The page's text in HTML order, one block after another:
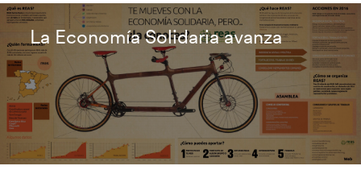
La Economía Solidaria avanza